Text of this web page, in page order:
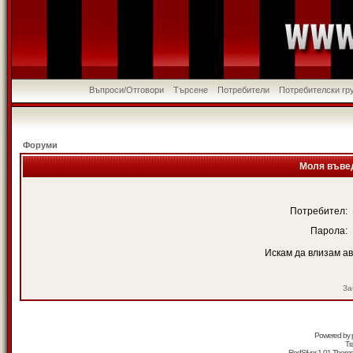
Въпроси/Отговори Търсене Потребители Потребителски
Форуми
Моля
Потребител:
Парола:
Искам да влизам
Powered by